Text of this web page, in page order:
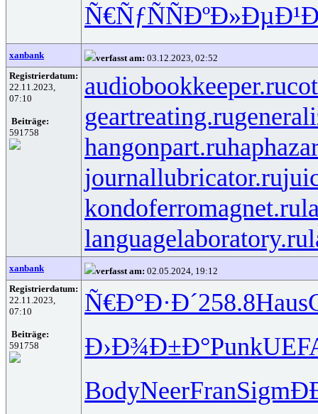
Ñ€ÑƒÑÑÐºÐ»ÐµÐ¹
xanbank verfasst am: 03.12.2023, 02:52
Registrierdatum:
22.11.2023,
07:10
Beiträge:
591758
audiobookkeeper.ru
geartreating.ru
hangonpart.ru
journallubricator.ru
kondoferromagnet.ru
languagelaboratory.ru
xanbank verfasst am: 02.05.2024, 19:12
Registrierdatum:
22.11.2023,
07:10
Beiträge:
591758
Ñ€Ð°Ð·Ð´258.8Haus
Ð›Ð¾Ð±Ð°Punk
BodyNeerFranSigm